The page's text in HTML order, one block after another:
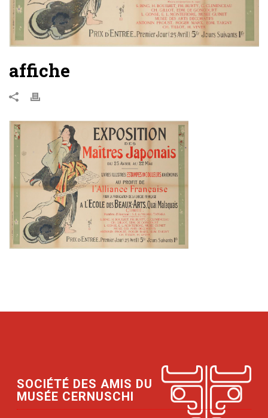
affiche
SOCIÉTÉ DES AMIS DU
MUSÉE CERNUSCHI